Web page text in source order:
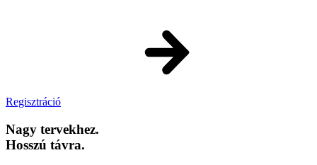
Regisztráció
Nagy tervekhez.
Hosszú távra.